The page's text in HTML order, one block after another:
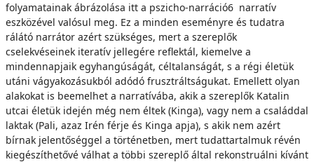
folyamatainak ábrázolása itt a pszicho-narráció6 narratív
eszközével valósul meg. Ez a minden eseményre és tudatra
rálátó narrátor azért szükséges, mert a szereplők
cselekvéseinek iteratív jellegére reflektál, kiemelve a
mindennapjaik egyhangúságát, céltalanságát, s a régi életük
utáni vágyakozásukból adódó frusztráltságukat. Emellett olyan
alakokat is beemelhet a narratívába, akik a szereplők Katalin
utcai életük idején még nem éltek (Kinga), vagy nem a családdal
laktak (Pali, azaz Irén férje és Kinga apja), s akik nem azért
bírnak jelentőséggel a történetben, mert tudattartalmuk révén
kiegészíthetővé válhat a többi szereplő által rekonstruálni kívánt